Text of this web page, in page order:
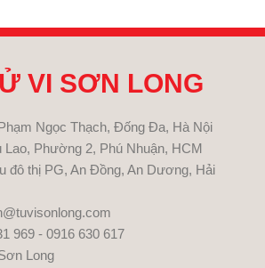
VI SƠN LONG
Ngọc Thạch, Đống Đa, Hà Nội
Phường 2, Phú Nhuận, HCM
đô thị PG, An Đồng, An Dương, Hải
969 - 0916 630 617
Long